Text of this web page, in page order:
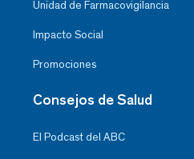
Unidad de Farmacovigilancia
Impacto Social
Promociones
Consejos de Salud
El Podcast del ABC